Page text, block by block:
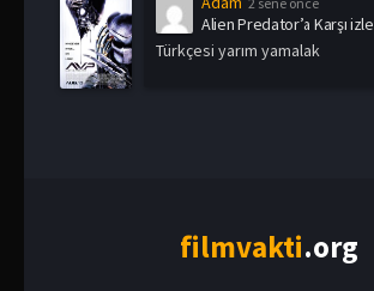
Alien Predator’a Karşı izle
Türkçesi yarım yamalak
filmvakti.org